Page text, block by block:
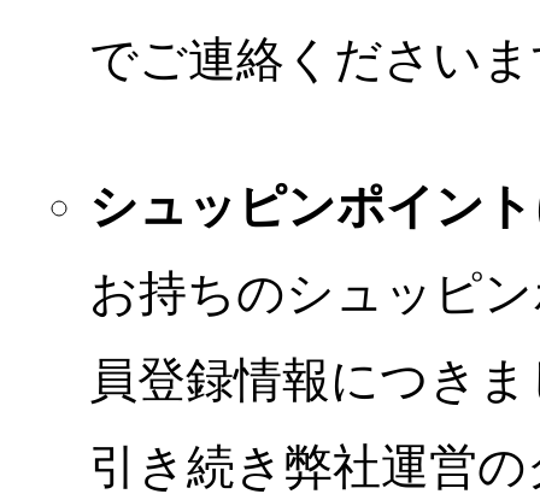
でご連絡ください
シュッピンポイン
お持ちのシュッピ
員登録情報につき
引き続き弊社運営